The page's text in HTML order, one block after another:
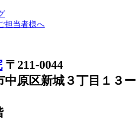
〒211-0044
中原区新城３丁目１３ー